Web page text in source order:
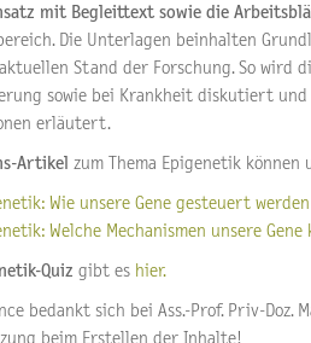
mit Begleittext sowie die
Die Unterlagen beinhalten
Stand der Forschung. So wird
sowie bei Krankheit diskutiert
erläutert.
Artikel zum Thema Epigenetik
Wie unsere Gene gesteuert
Welche Mechanismen unsere
Quiz gibt es hier.
bedankt sich bei Ass.-Prof. Priv-Doz.
beim Erstellen der Inhalte!